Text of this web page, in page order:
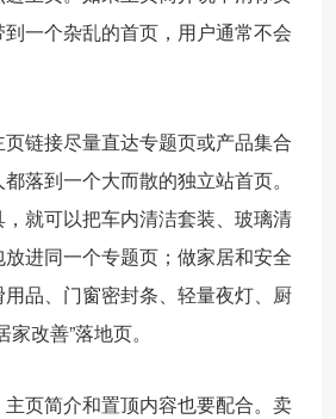
一个杂乱的首页，用户通常不会
链接尽量直达专题页或产品集合
落到一个大而散的独立站首页。
就可以把车内清洁套装、玻璃清
进同一个专题页；做家居和安全
品、门窗密封条、轻量夜灯、厨
改善”落地页。
页简介和置顶内容也要配合。卖